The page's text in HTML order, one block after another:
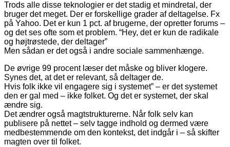
Trods alle disse teknologier er det stadig et mindretal, der
bruger det meget. Der er forskellige grader af deltagelse. Fx
på Yahoo. Det er kun 1 pct. af brugerne, der opretter forums –
og det ses ofte som et problem. “Hey, det er kun de radikale
og højtrøstede, der deltager”
Men sådan er det også i andre sociale sammenhænge.
De øvrige 99 procent læser det måske og bliver klogere.
Synes det, at det er relevant, så deltager de.
Hvis folk ikke vil engagere sig i systemet” – er det systemet
den er gal med – ikke folket. Og det er systemet, der skal
ændre sig.
Det ændrer også magtstrukturerne. Når folk selv kan
publisere på nettet – selv tagge indhold og dermed være
medbestemmende om den kontekst, det indgår i – så skifter
magten over til folket.